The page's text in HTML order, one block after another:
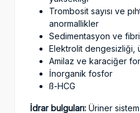
Trombosit sayısı ve
anormallikler
Sedimentasyon ve
Elektrolit dengesizliği,
Amilaz ve karaciğer
İnorganik fosfor
ß-HCG
İdrar bulguları: Üriner